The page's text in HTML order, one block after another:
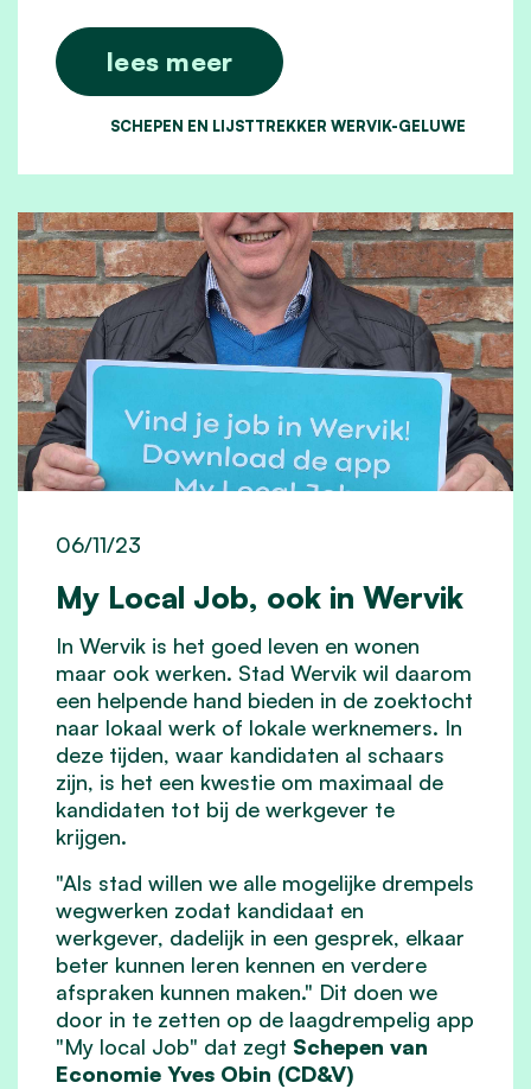
lees meer
SCHEPEN EN LIJSTTREKKER WERVIK-GELUWE
My Local Job, ook in Wervik
06/11/23
In Wervik is het goed leven en wonen
maar ook werken. Stad Wervik wil daarom
een helpende hand bieden in de zoektocht
naar lokaal werk of lokale werknemers. In
deze tijden, waar kandidaten al schaars
zijn, is het een kwestie om maximaal de
kandidaten tot bij de werkgever te
krijgen.
"Als stad willen we alle mogelijke drempels
wegwerken zodat kandidaat en
werkgever, dadelijk in een gesprek, elkaar
beter kunnen leren kennen en verdere
afspraken kunnen maken." Dit doen we
door in te zetten op de laagdrempelig app
"My local Job" dat zegt Schepen van
Economie Yves Obin (CD&V)